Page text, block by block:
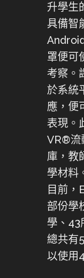
升學生
具備智
罩便可
考察。
於系統
應，便
表現。
VR®流
庫，教
學材料
目前
部份學
學、43
總共有
以使用